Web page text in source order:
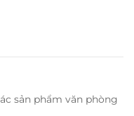
sản phẩm văn phòng